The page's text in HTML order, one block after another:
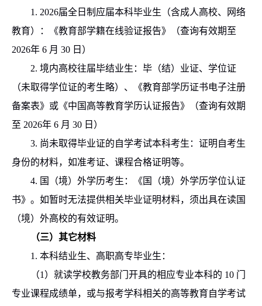
1. 2026届全日制应届本科毕业生（含成人高校、网络
教育）：《教育部学籍在线验证报告》（查询有效期至
2026年 6 月 30 日）
2. 境内高校往届毕结业生：毕（结）业证、学位证
（未取得学位证的考生略）、《教育部学历证书电子注册
备案表》或《中国高等教育学历认证报告》（查询有效期
至 2026年 6 月 30 日）
3. 尚未取得毕业证的自学考试本科考生：证明自考生
身份的材料，如准考证、课程合格证明等。
4. 国（境）外学历考生：《国（境）外学历学位认证
书》。如暂时无法提供相关毕业证明材料，须出具在读国
（境）外高校的有效证明。
（三）其它材料
1. 本科结业生、高职高专毕业生：
（1 ）就读学校教务部门开具的相应专业本科的 10 门
专业课程成绩单，或与报考学科相关的高等教育自学考试